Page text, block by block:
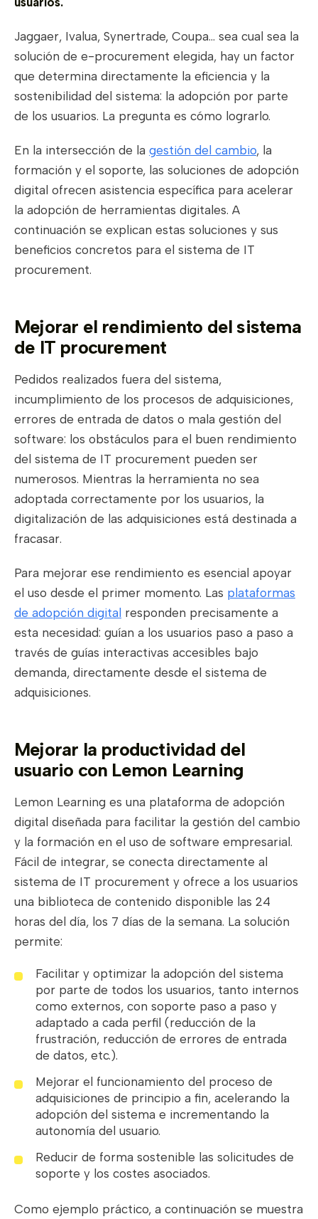
Jaggaer, Ivalua, Synertrade, Coupa... sea cual sea la
solución de e-procurement elegida, hay un factor
que determina directamente la eficiencia y la
sostenibilidad del sistema: la adopción por parte
de los usuarios. La pregunta es cómo lograrlo.
En la intersección de la gestión del cambio, la
formación y el soporte, las soluciones de adopción
digital ofrecen asistencia específica para acelerar
la adopción de herramientas digitales. A
continuación se explican estas soluciones y sus
beneficios concretos para el sistema de IT
procurement.
Mejorar el rendimiento del sistema
de IT procurement
Pedidos realizados fuera del sistema,
incumplimiento de los procesos de adquisiciones,
errores de entrada de datos o mala gestión del
software: los obstáculos para el buen rendimiento
del sistema de IT procurement pueden ser
numerosos. Mientras la herramienta no sea
adoptada correctamente por los usuarios, la
digitalización de las adquisiciones está destinada a
fracasar.
Para mejorar ese rendimiento es esencial apoyar
el uso desde el primer momento. Las plataformas
de adopción digital responden precisamente a
esta necesidad: guían a los usuarios paso a paso a
través de guías interactivas accesibles bajo
demanda, directamente desde el sistema de
adquisiciones.
Mejorar la productividad del
usuario con Lemon Learning
Lemon Learning es una plataforma de adopción
digital diseñada para facilitar la gestión del cambio
y la formación en el uso de software empresarial.
Fácil de integrar, se conecta directamente al
sistema de IT procurement y ofrece a los usuarios
una biblioteca de contenido disponible las 24
horas del día, los 7 días de la semana. La solución
permite:
Facilitar y optimizar la adopción del sistema
por parte de todos los usuarios, tanto internos
como externos, con soporte paso a paso y
adaptado a cada perfil (reducción de la
frustración, reducción de errores de entrada
de datos, etc.).
Mejorar el funcionamiento del proceso de
adquisiciones de principio a fin, acelerando la
adopción del sistema e incrementando la
autonomía del usuario.
Reducir de forma sostenible las solicitudes de
soporte y los costes asociados.
Como ejemplo práctico, a continuación se muestra